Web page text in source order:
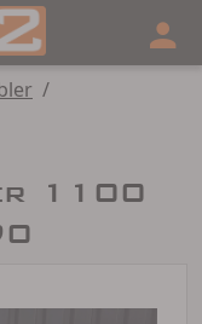
/
1100